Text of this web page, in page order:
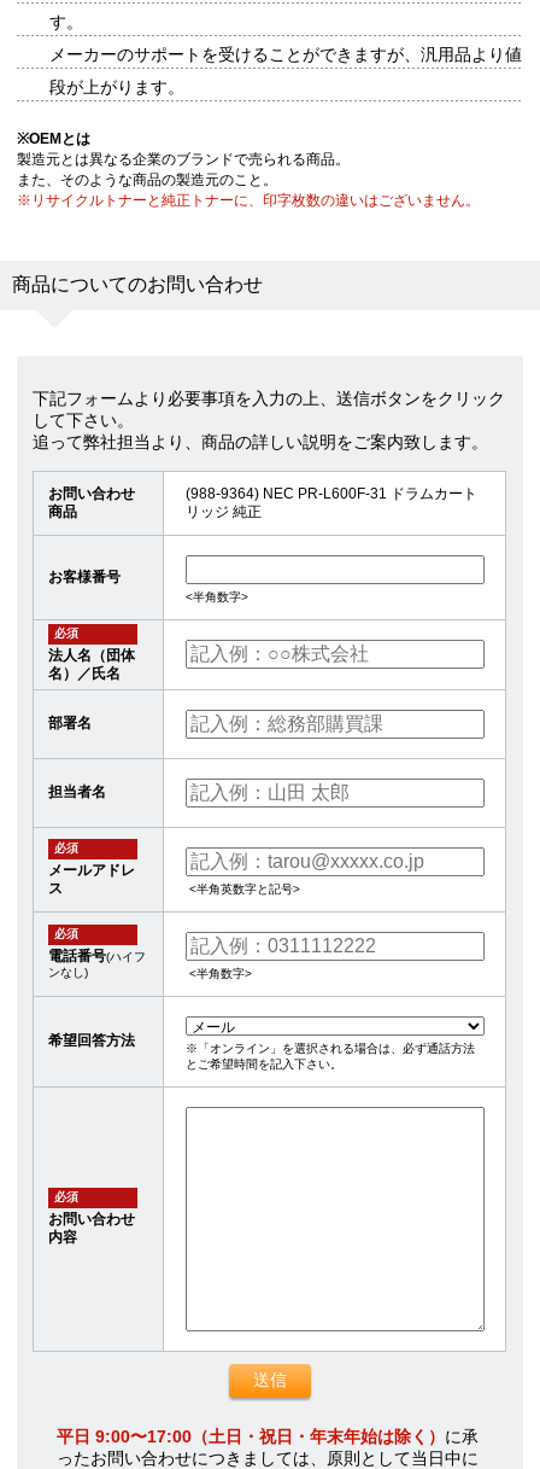
す。
メーカーのサポートを受けることができますが、汎用品より値
段が上がります。
※OEMとは
製造元とは異なる企業のブランドで売られる商品。
また、そのような商品の製造元のこと。
※リサイクルトナーと純正トナーに、印字枚数の違いはございません。
商品についてのお問い合わせ
下記フォームより必要事項を入力の上、送信ボタンをクリック
して下さい。
追って弊社担当より、商品の詳しい説明をご案内致します。
お問い合わせ
商品
(988-9364) NEC PR-L600F-31 ドラムカート
リッジ 純正
お客様番号
<半角数字>
必須
法人名（団体
名）／氏名
部署名
担当者名
必須
メールアドレ
ス
<半角英数字と記号>
必須
電話番号(ハイフ
ンなし)
<半角数字>
希望回答方法
※「オンライン」を選択される場合は、必ず通話方法
とご希望時間を記入下さい。
必須
お問い合わせ
内容
平日 9:00〜17:00（土日・祝日・年末年始は除く） に承
ったお問い合わせにつきましては、原則として当日中に